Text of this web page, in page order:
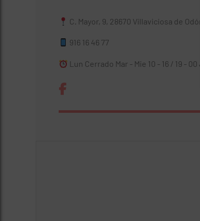
C. Mayor, 9, 28670 Villaviciosa de
916 16 46 77
Lun Cerrado Mar - Mie 10 - 16 / 19 - 00